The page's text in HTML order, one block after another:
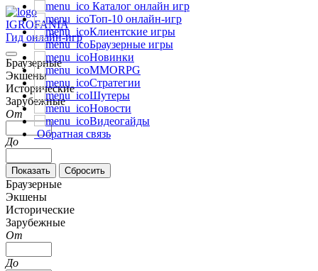
IGROFANIA
Гид онлайн-игр
Браузерные
Экшены
Исторические
Зарубежные
От
До
Браузерные
Экшены
Исторические
Зарубежные
От
До
Каталог онлайн игр
Топ-10 онлайн-игр
Клиентские игры
Браузерные игры
Новинки
MMORPG
Стратегии
Шутеры
Новости
Видеогайды
Обратная связь